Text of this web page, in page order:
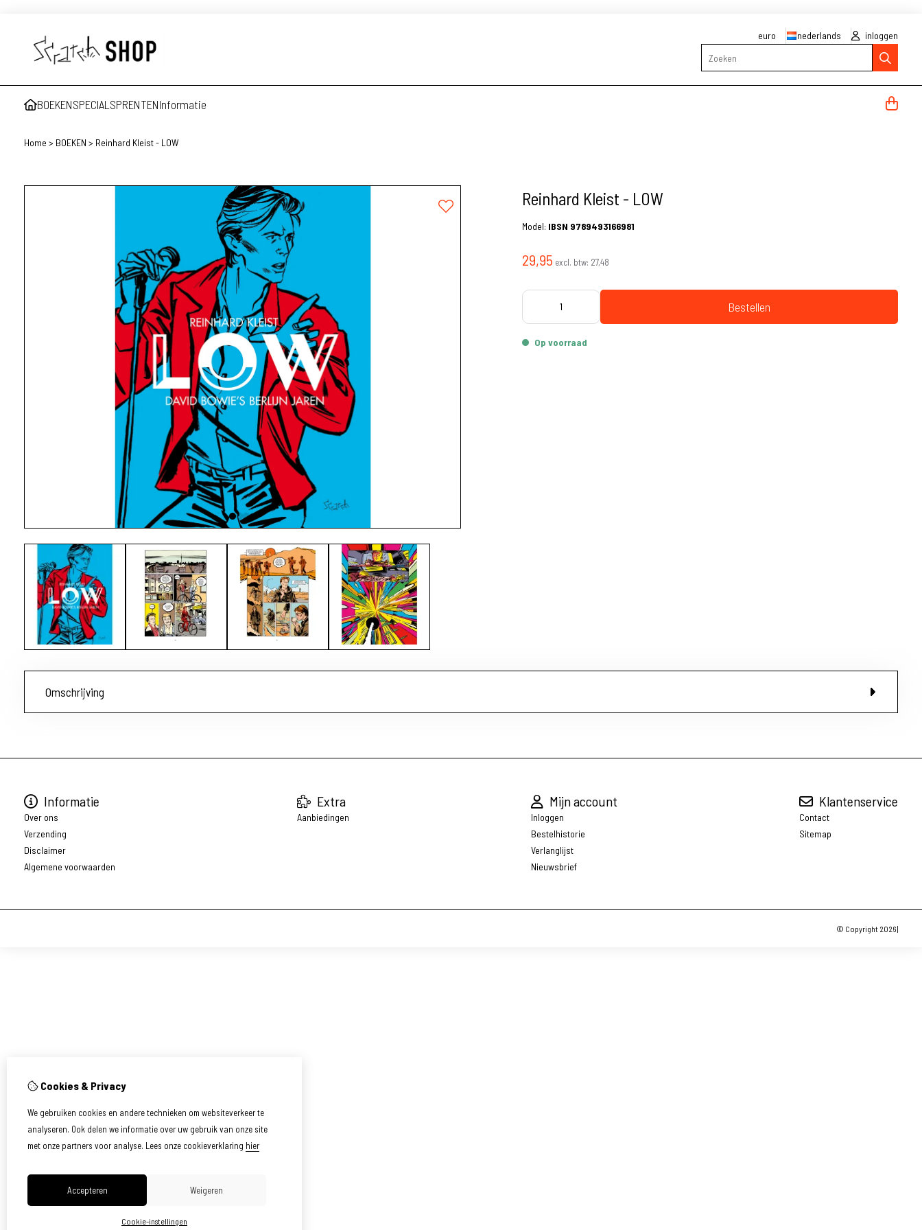
euro nederlands
inloggen
BOEKENSPECIALSPRENTENInformatie
Home > BOEKEN > Reinhard Kleist - LOW
Reinhard Kleist - LOW
Model: IBSN 9789493166981
29,95 excl. btw: 27,48
Bestellen
Op voorraad
Omschrijving
Informatie
Over ons
Verzending
Disclaimer
Algemene voorwaarden
Extra
Aanbiedingen
Mijn account
Inloggen
Bestelhistorie
Verlanglijst
Nieuwsbrief
Klantenservice
Contact
Sitemap
© Copyright 2026 |
Cookies & Privacy
We gebruiken cookies en andere technieken om websiteverkeer te
analyseren. Ook delen we informatie over uw gebruik van onze site
met onze partners voor analyse. Lees onze cookieverklaring hier
Accepteren Weigeren
Cookie-instellingen